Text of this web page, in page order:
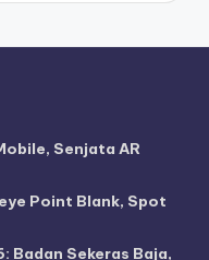
Senjata AR
Point Blank, Spot
Badan Sekeras Baja,